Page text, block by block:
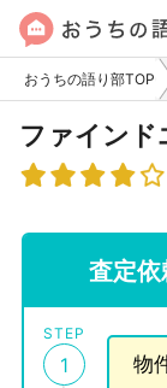
おうちの語り部TOP
ファインド
査定
STEP
1